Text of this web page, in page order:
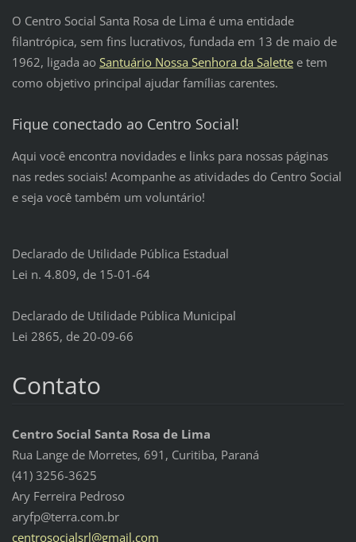
O Centro Social Santa Rosa de Lima é uma entidade
filantrópica, sem fins lucrativos, fundada em 13 de maio de
1962, ligada ao Santuário Nossa Senhora da Salettee tem
como objetivo principal ajudar famílias carentes.
Fique conectado ao Centro Social!
Aqui você encontra novidades e links para nossas páginas
nas redes sociais! Acompanhe as atividades do Centro Social
e seja você também um voluntário!
Declarado de Utilidade Pública Estadual
Lei n. 4.809, de 15-01-64
Declarado de Utilidade Pública Municipal
Lei 2865, de 20-09-66
Contato
Centro Social Santa Rosa de Lima
Rua Lange de Morretes, 691, Curitiba, Paraná
(41) 3256-3625
Ary Ferreira Pedroso
aryfp@terra.com.br
centrosocialsrl@gmail.com